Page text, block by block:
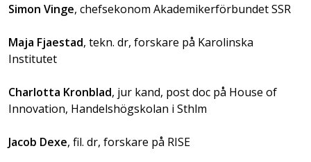
Simon Vinge, chefsekonom Akademikerförbundet SSR
Maja Fjaestad, tekn. dr, forskare på Karolinska
Institutet
Charlotta Kronblad, jur kand, post doc på House of
Innovation, Handelshögskolan i Sthlm
Jacob Dexe, fil. dr, forskare på RISE